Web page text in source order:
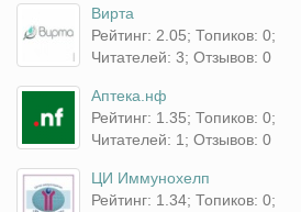
Вирта
Рейтинг: 2.05; Топиков: 0;
Читателей: 3; Отзывов: 0
Аптека.нф
Рейтинг: 1.35; Топиков: 0;
Читателей: 1; Отзывов: 0
ЦИ Иммунохелп
Рейтинг: 1.34; Топиков: 0;